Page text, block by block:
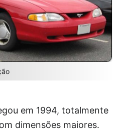
em 1994, totalmente
dimensões maiores.